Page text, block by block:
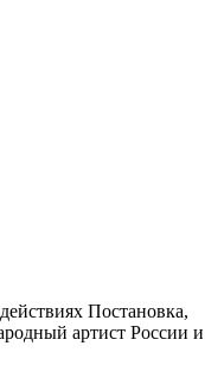
Постановка,
артист России и